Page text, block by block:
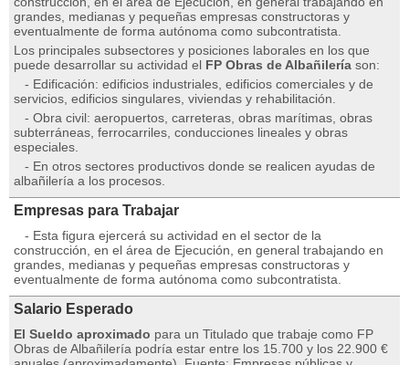
grandes, medianas y pequeñas empresas constructoras y
eventualmente de forma autónoma como subcontratista.
Los principales subsectores y posiciones laborales en los que
puede desarrollar su actividad el FP Obras de Albañilería son:
- Edificación: edificios industriales, edificios comerciales y de
servicios, edificios singulares, viviendas y rehabilitación.
- Obra civil: aeropuertos, carreteras, obras marítimas, obras
subterráneas, ferrocarriles, conducciones lineales y obras
especiales.
- En otros sectores productivos donde se realicen ayudas de
albañilería a los procesos.
Empresas para Trabajar
- Esta figura ejercerá su actividad en el sector de la
construcción, en el área de Ejecución, en general trabajando en
grandes, medianas y pequeñas empresas constructoras y
eventualmente de forma autónoma como subcontratista.
Salario Esperado
El Sueldo aproximado para un Titulado que trabaje como FP
Obras de Albañilería podría estar entre los 15.700 y los 22.900 €